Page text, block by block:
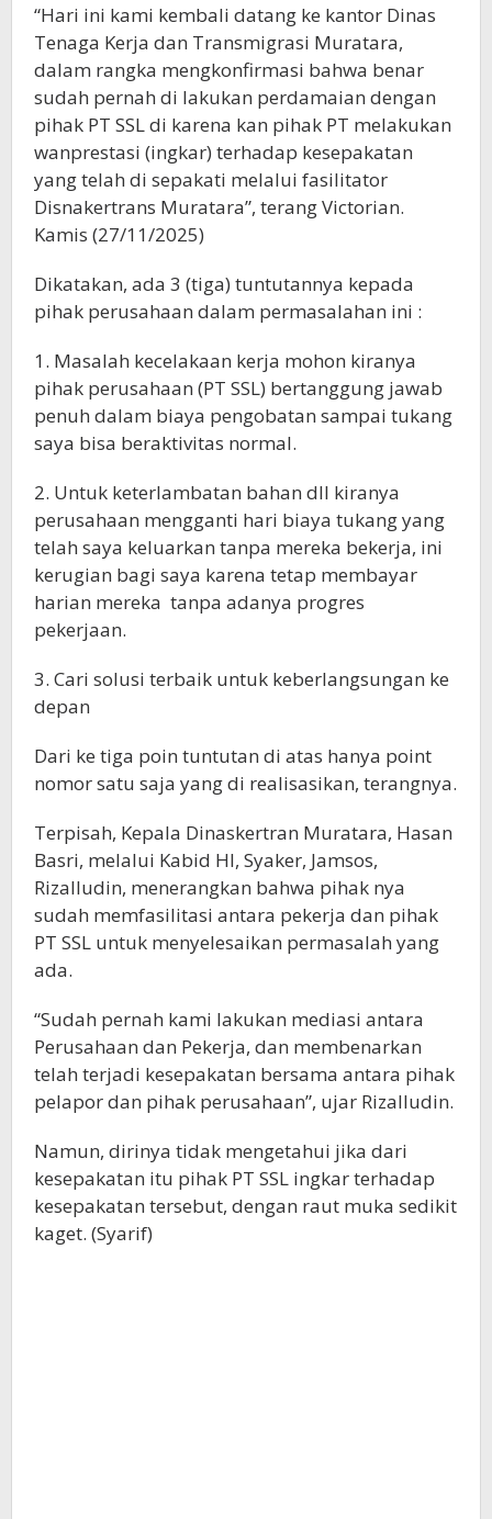
“Hari ini kami kembali datang ke kantor Dinas
Tenaga Kerja dan Transmigrasi Muratara,
dalam rangka mengkonfirmasi bahwa benar
sudah pernah di lakukan perdamaian dengan
pihak PT SSL di karena kan pihak PT melakukan
wanprestasi (ingkar) terhadap kesepakatan
yang telah di sepakati melalui fasilitator
Disnakertrans Muratara”, terang Victorian.
Kamis (27/11/2025)
Dikatakan, ada 3 (tiga) tuntutannya kepada
pihak perusahaan dalam permasalahan ini :
1. Masalah kecelakaan kerja mohon kiranya
pihak perusahaan (PT SSL) bertanggung jawab
penuh dalam biaya pengobatan sampai tukang
saya bisa beraktivitas normal.
2. Untuk keterlambatan bahan dll kiranya
perusahaan mengganti hari biaya tukang yang
telah saya keluarkan tanpa mereka bekerja, ini
kerugian bagi saya karena tetap membayar
harian mereka tanpa adanya progres
pekerjaan.
3. Cari solusi terbaik untuk keberlangsungan ke
depan
Dari ke tiga poin tuntutan di atas hanya point
nomor satu saja yang di realisasikan, terangnya.
Terpisah, Kepala Dinaskertran Muratara, Hasan
Basri, melalui Kabid HI, Syaker, Jamsos,
Rizalludin, menerangkan bahwa pihak nya
sudah memfasilitasi antara pekerja dan pihak
PT SSL untuk menyelesaikan permasalah yang
ada.
“Sudah pernah kami lakukan mediasi antara
Perusahaan dan Pekerja, dan membenarkan
telah terjadi kesepakatan bersama antara pihak
pelapor dan pihak perusahaan”, ujar Rizalludin.
Namun, dirinya tidak mengetahui jika dari
kesepakatan itu pihak PT SSL ingkar terhadap
kesepakatan tersebut, dengan raut muka sedikit
kaget. (Syarif)